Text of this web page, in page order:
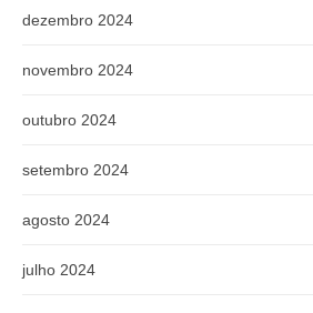
dezembro 2024
novembro 2024
outubro 2024
setembro 2024
agosto 2024
julho 2024